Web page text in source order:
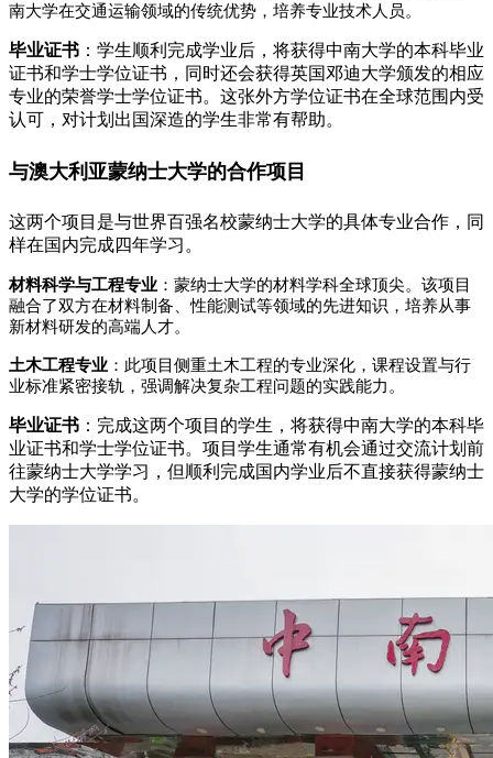
南大学在交通运输领域的传统优势，培养专业技术人员。
毕业证书 ：学生顺利完成学业后，将获得中南大学的本科毕业
证书和学士学位证书，同时还会获得英国邓迪大学颁发的相应
专业的荣誉学士学位证书。这张外方学位证书在全球范围内受
认可，对计划出国深造的学生非常有帮助。
与澳大利亚蒙纳士大学的合作项目
这两个项目是与世界百强名校蒙纳士大学的具体专业合作，同
样在国内完成四年学习。
材料科学与工程专业 ：蒙纳士大学的材料学科全球顶尖。该项目
融合了双方在材料制备、性能测试等领域的先进知识，培养从事
新材料研发的高端人才。
土木工程专业 ：此项目侧重土木工程的专业深化，课程设置与行
业标准紧密接轨，强调解决复杂工程问题的实践能力。
毕业证书 ：完成这两个项目的学生，将获得中南大学的本科毕
业证书和学士学位证书。项目学生通常有机会通过交流计划前
往蒙纳士大学学习，但顺利完成国内学业后不直接获得蒙纳士
大学的学位证书。